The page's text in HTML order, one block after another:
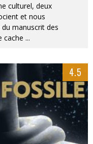
culturel, deux
et nous
manuscrit des
cache ...
4.5